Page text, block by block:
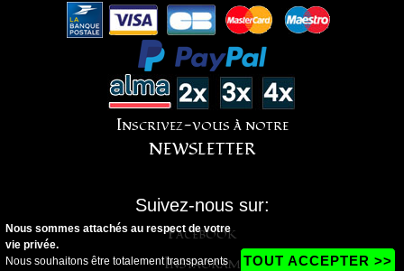
Inscrivez-vous à notre
NEWSLETTER
Suivez-nous sur:
Facebook
Instagram
Nous sommes attachés au respect de votre
vie privée.
Nous souhaitons être totalement transparents
TOUT ACCEPTER >>